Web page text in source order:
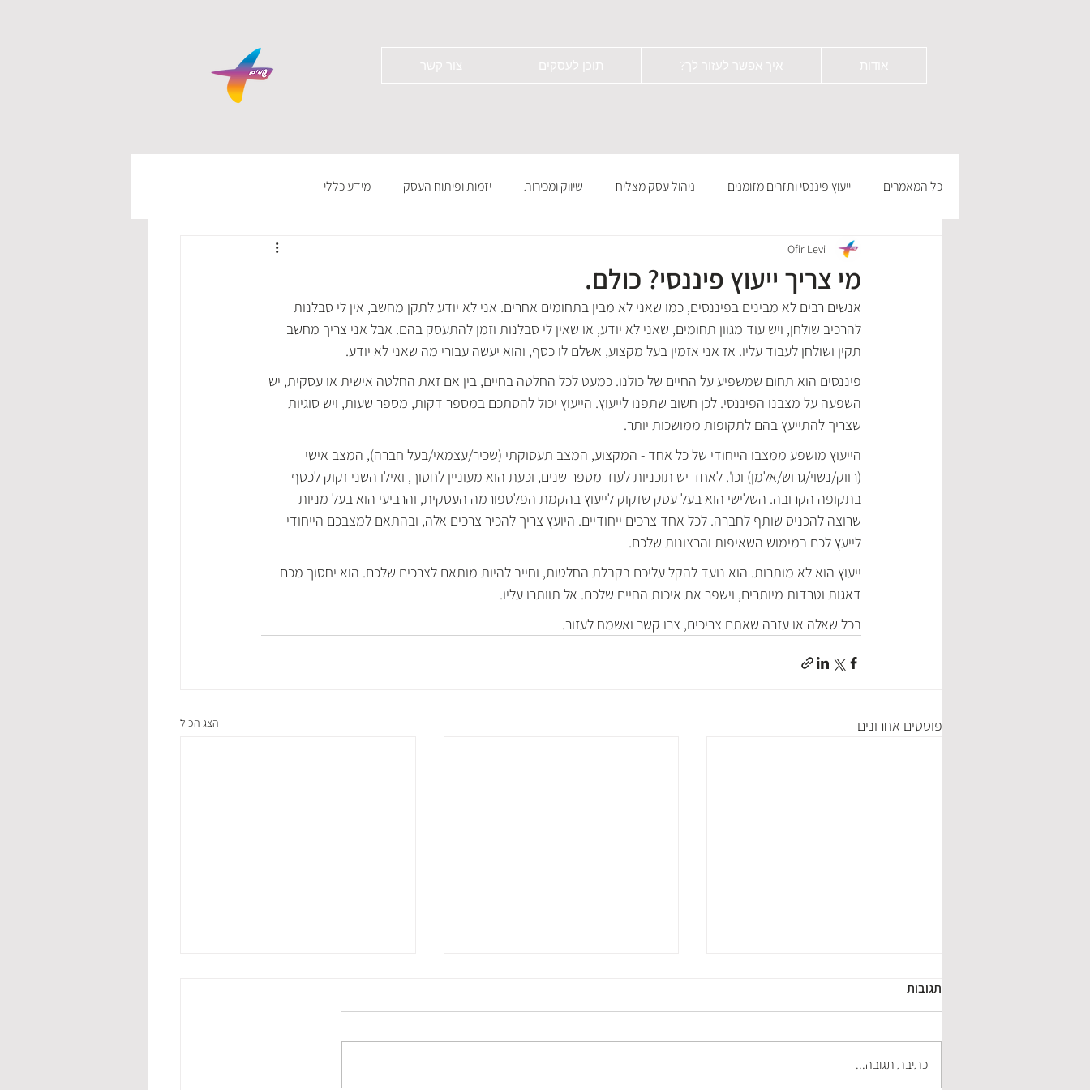
אודות איך אפשר לעזור לך? תוכן לעסקים צור קשר
כל המאמרים ייעוץ פיננסי ותזרים מזומנים ניהול עסק מצליח שיווק ומכירות יזמות ופיתוח העסק מידע כללי
מי צריך ייעוץ פיננסי? כולם.
Ofir Levi
אנשים רבים לא מבינים בפיננסים, כמו שאני לא מבין בתחומים אחרים. אני לא יודע לתקן מחשב, אין לי סבלנות
להרכיב שולחן, ויש עוד מגוון תחומים, שאני לא יודע, או שאין לי סבלנות וזמן להתעסק בהם. אבל אני צריך מחשב
תקין ושולחן לעבוד עליו. אז אני אזמין בעל מקצוע, אשלם לו כסף, והוא יעשה עבורי מה שאני לא יודע.
פיננסים הוא תחום שמשפיע על החיים של כולנו. כמעט לכל החלטה בחיים, בין אם זאת החלטה אישית או עסקית, יש
השפעה על מצבנו הפיננסי. לכן חשוב שתפנו לייעוץ. הייעוץ יכול להסתכם במספר דקות, מספר שעות, ויש סוגיות
שצריך להתייעץ בהם לתקופות ממושכות יותר.
הייעוץ מושפע ממצבו הייחודי של כל אחד - המקצוע, המצב תעסוקתי (שכיר/עצמאי/בעל חברה), המצב אישי
(רווק/נשוי/גרוש/אלמן) וכו'. לאחד יש תוכניות לעוד מספר שנים, וכעת הוא מעוניין לחסוך, ואילו השני זקוק לכסף
בתקופה הקרובה. השלישי הוא בעל עסק שזקוק לייעוץ בהקמת הפלטפורמה העסקית, והרביעי הוא בעל מניות
שרוצה להכניס שותף לחברה. לכל אחד צרכים ייחודיים. היועץ צריך להכיר צרכים אלה, ובהתאם למצבכם הייחודי
לייעץ לכם במימוש השאיפות והרצונות שלכם.
ייעוץ הוא לא מותרות. הוא נועד להקל עליכם בקבלת החלטות, וחייב להיות מותאם לצרכים שלכם. הוא יחסוך מכם
דאגות וטרדות מיותרים, וישפר את איכות החיים שלכם. אל תוותרו עליו.
בכל שאלה או עזרה שאתם צריכים, צרו קשר ואשמח לעזור.
פוסטים אחרונים הצג הכול
תגובות
כתיבת תגובה...